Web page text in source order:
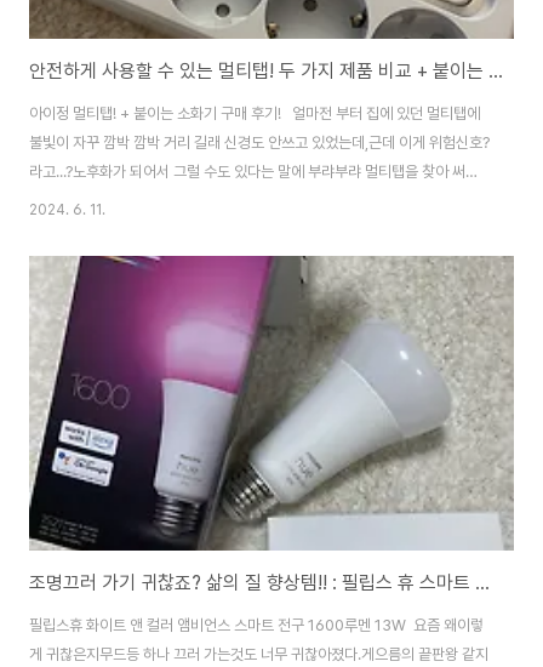
안전하게 사용할 수 있는 멀티탭! 두 가지 제품 비교 + 붙이는 소화기 : 내돈내산 아이정 멀티탭
아이정 멀티탭! + 붙이는 소화기 구매 후기! 얼마전 부터 집에 있던 멀티탭에
불빛이 자꾸 깜박 깜박 거리 길래 신경도 안쓰고 있었는데,근데 이게 위험신호?
라고...?노후화가 되어서 그럴 수도 있다는 말에 부랴부랴 멀티탭을 찾아 써치
를 하였다! 하긴 오래쓰긴 했었다! 이참에 바꿔야 겠다 마음먹고열심히 찾아낸
이정 자동소화 더쿨한 멀티탭 4구 50cm 화재예방 안전한 콘센트""아이정 붙
이는 소화기" 1. 아이정 자동소화 더쿨한 멀티탭 개별 6구 길이 : 2m / 가격 :
29,000원 먼저 6구짜리 멀티탭은 콘센트 6개가 모두 개별 스위치로 되어 있
어사용하지 않는 전자기기에 전력을 공급하지 않아 안전하고 절전할 수 있는..
2024. 6. 11.
조명끄러 가기 귀찮죠? 삶의 질 향상템!! : 필립스 휴 스마트 전구 내돈내산 구매 후기
필립스휴 화이트 앤 컬러 앰비언스 스마트 전구 1600루멘 13W 요즘 왜이렇
게 귀찮은지무드등 하나 끄러 가는것도 너무 귀찮아졌다.게으름의 끝판왕 같지